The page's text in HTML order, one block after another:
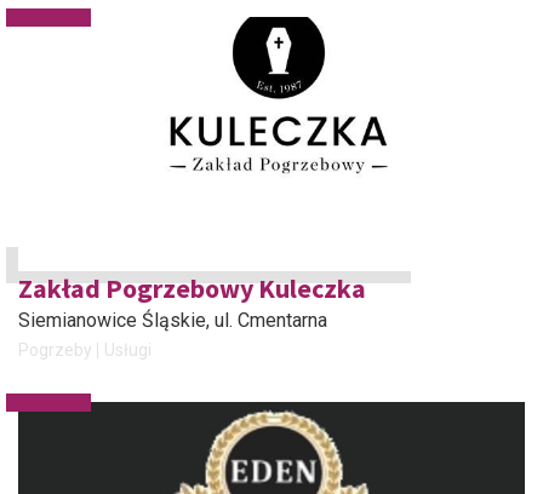
Zakład Pogrzebowy Kuleczka
Siemianowice Śląskie, ul. Cmentarna
Pogrzeby Usługi